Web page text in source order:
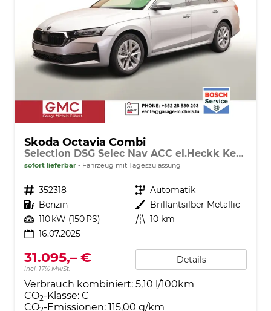
Skoda Octavia Combi
Selection DSG Selec Nav ACC el.Heckk Key Kam
sofort lieferbar Fahrzeug mit Tageszulassung
Fahrzeugnr. 352318 Getriebe Automatik
Kraftstoff Benzin Außenfarbe Brillantsilber Metallic
Leistung 110 kW (150 PS) Kilometerstand 10 km
16.07.2025
31.095,– €
incl. 17% MwSt.
Details
Verbrauch kombiniert: 5,10 l/100km
CO2-Klasse: C
CO -Emissionen: 115,00 g/km